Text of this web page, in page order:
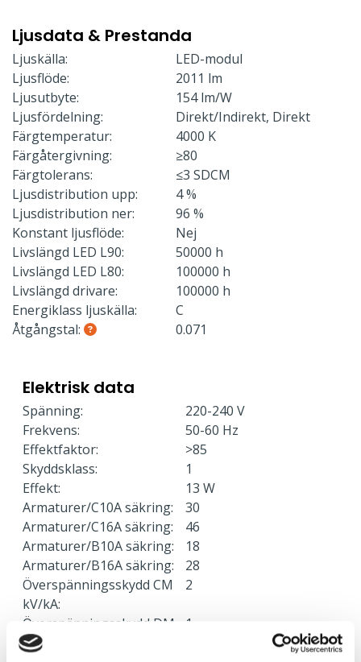
Ljusdata & Prestanda
Ljuskälla:
LED-modul
Ljusflöde:
2011 lm
Ljusutbyte:
154 lm/W
Ljusfördelning:
Direkt/Indirekt, Direkt
Färgtemperatur:
4000 K
Färgåtergivning:
≥80
Färgtolerans:
≤3 SDCM
Ljusdistribution upp:
4 %
Ljusdistribution ner:
96 %
Konstant ljusflöde:
Nej
Livslängd LED L90:
50000 h
Livslängd LED L80:
100000 h
Livslängd drivare:
100000 h
Energiklass ljuskälla:
C
Åtgångstal:
0.071
Elektrisk data
Spänning:
220-240 V
Frekvens:
50-60 Hz
Effektfaktor:
>85
Skyddsklass:
1
Effekt:
13 W
Armaturer/C10A säkring:
30
Armaturer/C16A säkring:
46
Armaturer/B10A säkring:
18
Armaturer/B16A säkring:
28
Överspänningsskydd CM
kV/kA:
2
Överspänningsskydd DM
kV/kA:
1